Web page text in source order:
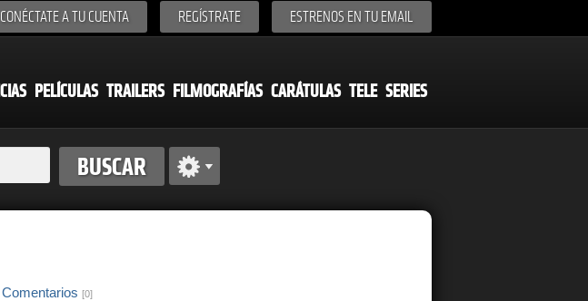
CONÉCTATE A TU CUENTA REGÍSTRATE ESTRENOS EN TU EMAIL
PELÍCULAS TRAILERS FILMOGRAFÍAS CARÁTULAS TELE SERIES
Comentarios [0]